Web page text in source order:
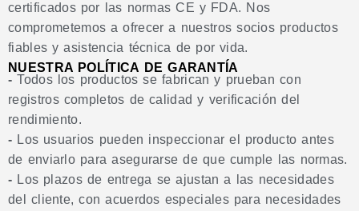
certificados por las normas CE y FDA. Nos
comprometemos a ofrecer a nuestros socios productos
fiables y asistencia técnica de por vida.
NUESTRA POLÍTICA DE GARANTÍA
-Todos los productos se fabrican y prueban con
registros completos de calidad y verificación del
rendimiento.
- Los usuarios pueden inspeccionar el producto antes
de enviarlo para asegurarse de que cumple las normas.
- Los plazos de entrega se ajustan a las necesidades
del cliente, con acuerdos especiales para necesidades